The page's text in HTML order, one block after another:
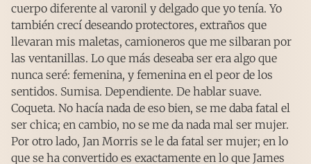
cuerpo diferente al varonil y delgado que yo tenía. Yo
también crecí deseando protectores, extraños que
llevaran mis maletas, camioneros que me silbaran por
las ventanillas. Lo que más deseaba ser era algo que
nunca seré: femenina, y femenina en el peor de los
sentidos. Sumisa. Dependiente. De hablar suave.
Coqueta. No hacía nada de eso bien, se me daba fatal el
ser chica; en cambio, no se me da nada mal ser mujer.
Por otro lado, Jan Morris se le da fatal ser mujer; en lo
que se ha convertido es exactamente en lo que James